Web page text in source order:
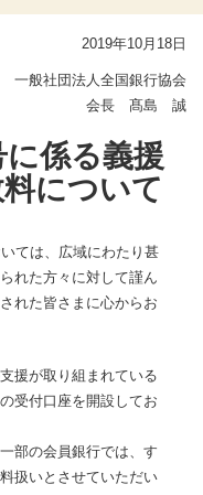
2019年10月18日
一般社団法人全国銀行協会
会長 髙島 誠
係る義援
について
ては、広域にわたり甚
れた方々に対して謹ん
れた皆さまに心からお
援が取り組まれている
受付口座を開設してお
部の会員銀行では、す
扱いとさせていただい